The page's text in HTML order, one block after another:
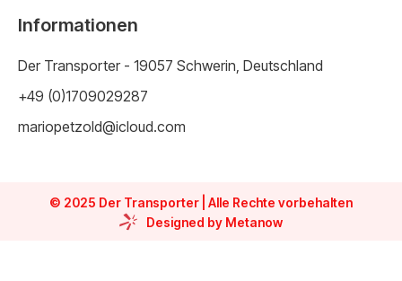
Informationen
Der Transporter - 19057 Schwerin, Deutschland
+49 (0)1709029287
mariopetzold@icloud.com
© 2025 Der Transporter | Alle Rechte vorbehalten
Designed by Metanow